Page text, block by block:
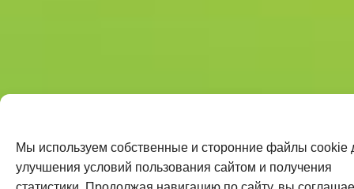
Мы используем собственные и сторонние файлы cookie
улучшения условий пользования сайтом и получения